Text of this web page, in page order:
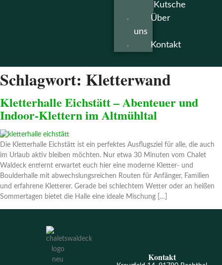
Kutsche
Über
uns
Kontakt
Schlagwort: Kletterwand
Kletterhalle Eichstätt – Abenteuer und
Indoor-Klettern im Altmühltal
Die Kletterhalle Eichstätt ist ein perfektes Ausflugsziel für alle, die auch
im Urlaub aktiv bleiben möchten. Nur etwa 30 Minuten vom Chalet
Waldeck entfernt erwartet euch hier eine moderne Kletter- und
Boulderhalle mit abwechslungsreichen Routen für Anfänger, Familien
und erfahrene Kletterer. Gerade bei schlechtem Wetter oder an heißen
Sommertagen bietet die Halle eine ideale Mischung […]
Kontakt